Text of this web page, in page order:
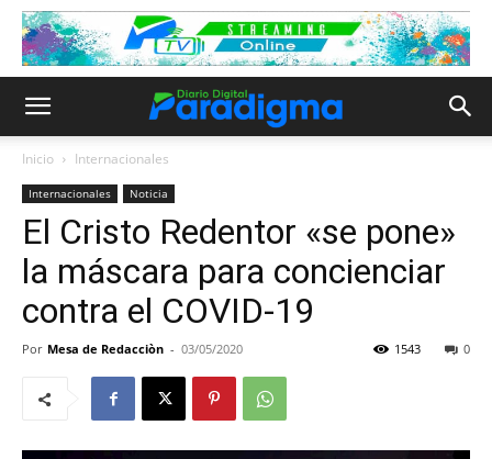
Inicio Internacionales
Internacionales Noticia
El Cristo Redentor «se pone»
la máscara para concienciar
contra el COVID-19
Por Mesa de Redacciòn - 03/05/2020 0
1543